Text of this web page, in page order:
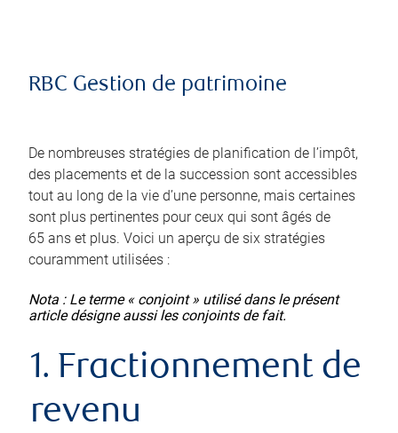
RBC Gestion de patrimoine
De nombreuses stratégies de planification de l’impôt,
des placements et de la succession sont accessibles
tout au long de la vie d’une personne, mais certaines
sont plus pertinentes pour ceux qui sont âgés de
65 ans et plus. Voici un aperçu de six stratégies
couramment utilisées :
Nota : Le terme « conjoint » utilisé dans le présent
article désigne aussi les conjoints de fait.
1. Fractionnement de
revenu